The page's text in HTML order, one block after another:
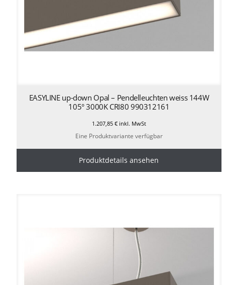
EASYLINE up-down Opal – Pendelleuchten weiss 144W
105° 3000K CRI80 990312161
1.207,85 €inkl. MwSt
Eine Produktvariante verfügbar
Produktdetails ansehen